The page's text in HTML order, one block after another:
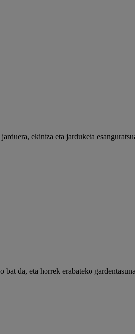
ekintza eta jarduketa
da, eta horrek erabateko